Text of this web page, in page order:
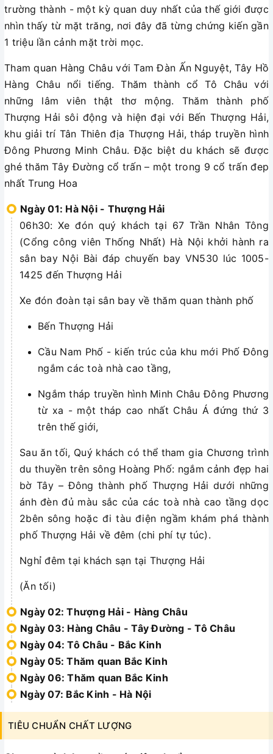
trường thành - một kỳ quan duy nhất của thế giới được
nhìn thấy từ mặt trăng, nơi đây đã từng chứng kiến gần
1 triệu lần cảnh mặt trời mọc.
Tham quan Hàng Châu với Tam Đàn Ấn Nguyệt, Tây Hồ
Hàng Châu nổi tiếng. Thăm thành cổ Tô Châu với
những lâm viên thật thơ mộng. Thăm thành phố
Thượng Hải sôi động và hiện đại với Bến Thượng Hải,
khu giải trí Tân Thiên địa Thượng Hải, tháp truyền hình
Đông Phương Minh Châu. Đặc biệt du khách sẽ được
ghé thăm Tây Đường cổ trấn – một trong 9 cổ trấn đep
nhất Trung Hoa
Ngày 01: Hà Nội - Thượng Hải
06h30: Xe đón quý khách tại 67 Trần Nhân Tông
(Cổng công viên Thống Nhất) Hà Nội khởi hành ra
sân bay Nội Bài đáp chuyến bay VN530 lúc 1005-
1425 đến Thượng Hải
Xe đón đoàn tại sân bay về thăm quan thành phố
Bến Thượng Hải
Cầu Nam Phố - kiến trúc của khu mới Phố Đông
ngắm các toà nhà cao tầng,
Ngắm tháp truyền hình Minh Châu Đông Phương
từ xa - một tháp cao nhất Châu Á đứng thứ 3
trên thế giới,
Sau ăn tối, Quý khách có thể tham gia Chương trình
du thuyền trên sông Hoàng Phố: ngắm cảnh đẹp hai
bờ Tây – Đông thành phố Thượng Hải dưới những
ánh đèn đủ màu sắc của các toà nhà cao tầng dọc
2bên sông hoặc đi tàu điện ngầm khám phá thành
phố Thượng Hải về đêm (chi phí tự túc).
Nghỉ đêm tại khách sạn tại Thượng Hải
(Ăn tối)
Ngày 02: Thượng Hải - Hàng Châu
Ngày 03: Hàng Châu - Tây Đường - Tô Châu
Ngày 04: Tô Châu - Bắc Kinh
Ngày 05: Thăm quan Bắc Kinh
Ngày 06: Thăm quan Bắc Kinh
Ngày 07: Bắc Kinh - Hà Nội
TIÊU CHUẨN CHẤT LƯỢNG